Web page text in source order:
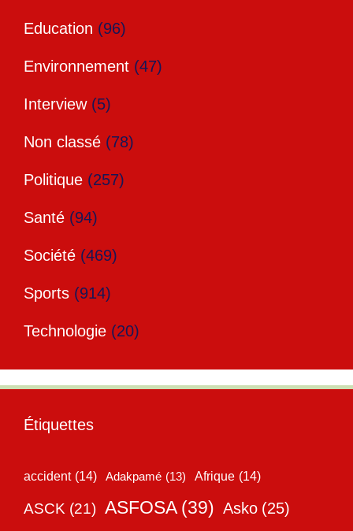
Education (96)
Environnement (47)
Interview(5)
Non classé (78)
Politique (257)
Santé (94)
Société (469)
Sports (914)
Technologie (20)
Étiquettes
accident (14) Adakpamé (13) Afrique (14)
ASCK (21) ASFOSA (39) Asko (25)